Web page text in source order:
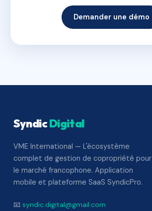
Demander une démo
SyndicDigital
VME International — L'écosystème
complet de gestion de copropriété pour
le marché francophone. Application
mobile et plateforme SaaS SyndicPro.
📧 syndic.digital@gmail.com